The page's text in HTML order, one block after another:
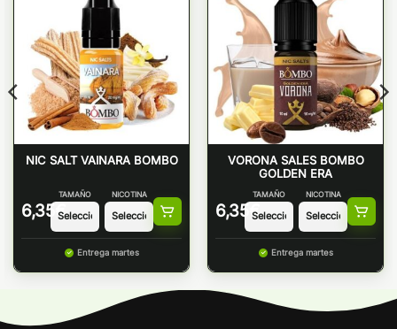
NIC SALT VAINARA BOMBO
6,35 €
TAMAÑO NICOTINA
Entrega martes
VORONA SALES BOMBO
GOLDEN ERA
6,35 €
TAMAÑO NICOTINA
Entrega martes